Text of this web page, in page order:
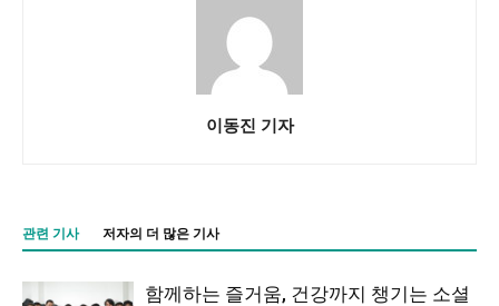
이동진 기자
관련 기사 저자의 더 많은 기사
함께하는 즐거움, 건강까지 챙기는 소셜